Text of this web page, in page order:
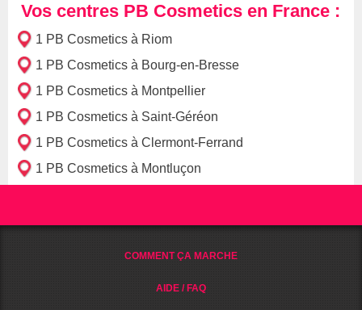
Vos centres PB Cosmetics en France :
1 PB Cosmetics à Riom
1 PB Cosmetics à Bourg-en-Bresse
1 PB Cosmetics à Montpellier
1 PB Cosmetics à Saint-Géréon
1 PB Cosmetics à Clermont-Ferrand
1 PB Cosmetics à Montluçon
COMMENT ÇA MARCHE
AIDE / FAQ